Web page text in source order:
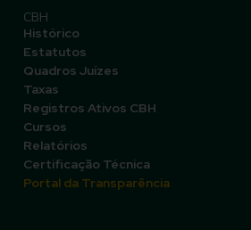
CBH
Histórico
Estatutos
Quadros Juízes
Taxas
Registros Ativos CBH
Cursos
Relatórios
Certificação Técnica
Portal da Transparência